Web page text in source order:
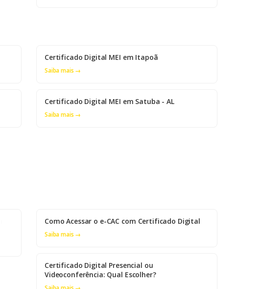
Certificado Digital MEI em Itapoã
Saiba mais →
Certificado Digital MEI em Satuba - AL
Saiba mais →
Como Acessar o e-CAC com Certificado Digital
Saiba mais →
Certificado Digital Presencial ou
Videoconferência: Qual Escolher?